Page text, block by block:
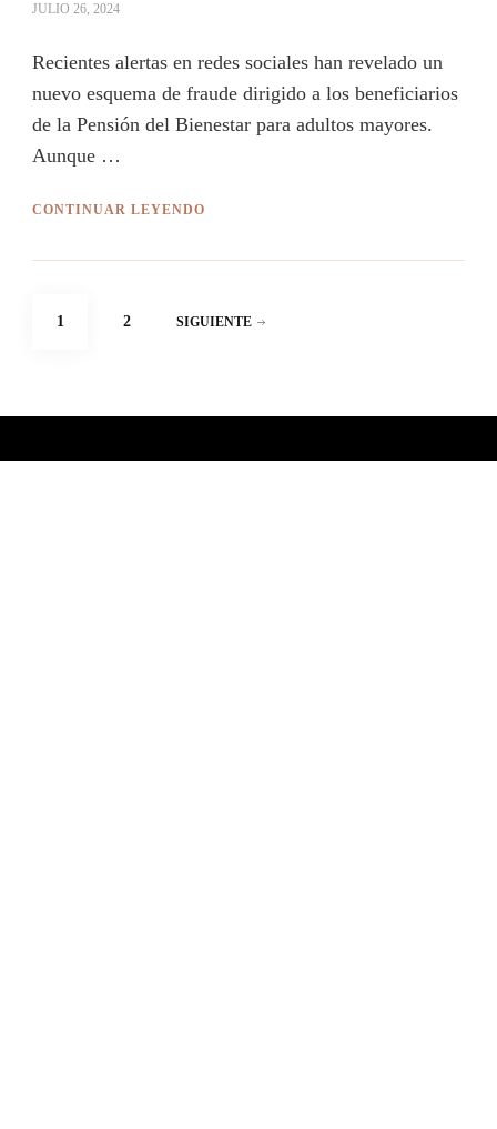
JULIO 26, 2024
Recientes alertas en redes sociales han revelado un
nuevo esquema de fraude dirigido a los beneficiarios
de la Pensión del Bienestar para adultos mayores.
Aunque …
CONTINUAR LEYENDO
Paginación
PÁGINA
1 PÁGINA
2 SIGUIENTE